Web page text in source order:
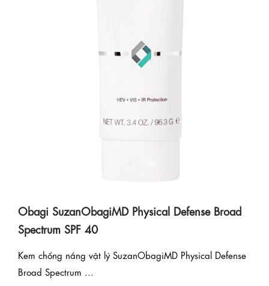
Obagi SuzanObagiMD Physical Defense Broad
Spectrum SPF 40
Kem chống nắng vật lý SuzanObagiMD Physical Defense
Broad Spectrum ...